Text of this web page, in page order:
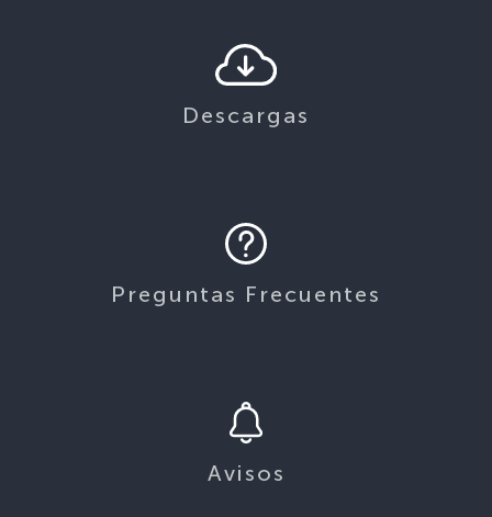
Descargas
Preguntas Frecuentes
Avisos